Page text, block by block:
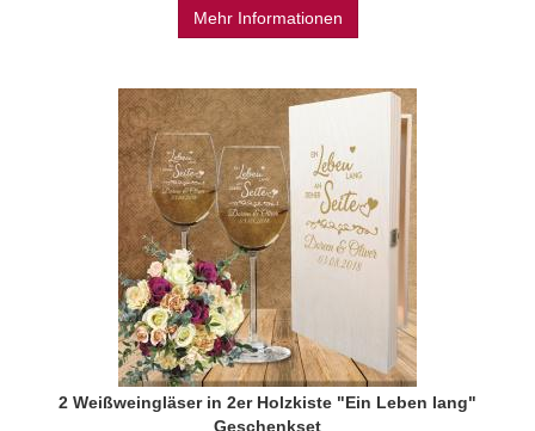
Mehr Informationen
2 Weißweingläser in 2er Holzkiste "Ein Leben lang"
Geschenkset